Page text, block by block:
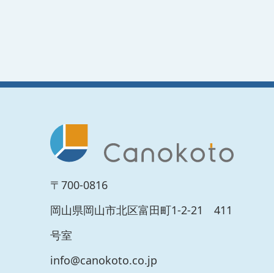
〒700-0816
岡山県岡山市北区富田町1-2-21 411
号室
info@canokoto.co.jp